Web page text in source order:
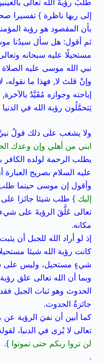
طَلَبَ رؤيةَ الله تعالى
إلى ربها ناظرة }
بأن المقصود هو رؤية
ثم أقول: هل سأل سيدُنا
مستحيلًا عليه سبحانه
نبي الله موسى عليه الصلاة
وإنْ قلتَ لا, فهذا ما
إباحته وجوازه مُقَيَّدٌ
يَتحمَّلُون رؤية الله في
ولا يشغب على ذلك قولُ نبيِّ
ابني من أهلي وإن وعدك
يطلب الرحمة لولده
عليه السلام بصريح العبارة
وأقول إن موسى حينما طلب
إليك } طلب شيئا جائزا على
تعالى عَلَّقَ الرؤيةَ على
مكانه.
إذ لو أراد الله للجبل أن
كانت رؤية الله شيئا
شيءٍ مستحيل، وليس على
وبما أن الله تعالى علق
الحدوث وهو ثبات الجبل
جائزةُ الحدوث.
كما أبين أن نفيَ الرؤية
تعالى لا يُرى في الدنيا،
لن تروا ربكم حتى تموتوا }.
.